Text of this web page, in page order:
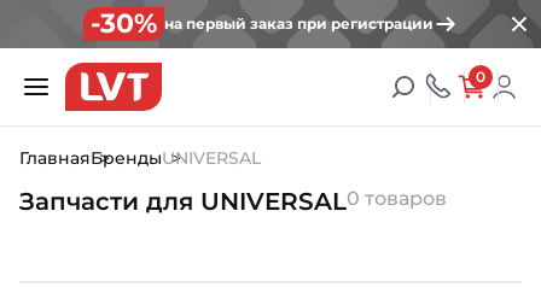
-30% на первый заказ при регистрации
0
ГлавнаяБрендыUNIVERSAL
Запчасти для UNIVERSAL0 товаров